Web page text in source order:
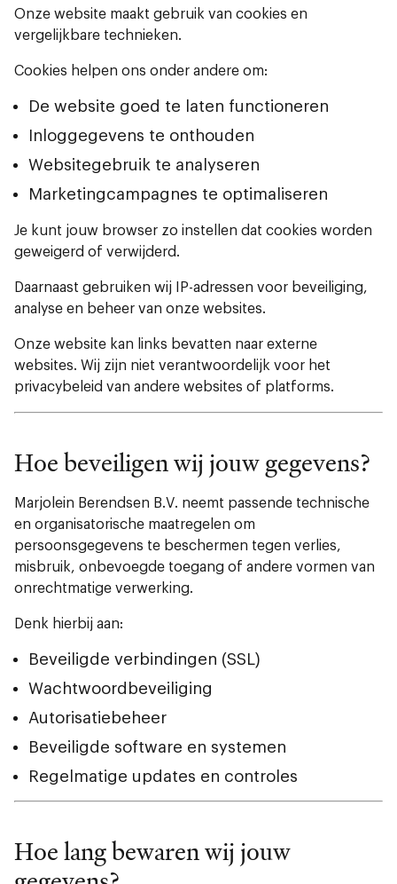
Onze website maakt gebruik van cookies en
vergelijkbare technieken.
Cookies helpen ons onder andere om:
De website goed te laten functioneren
Inloggegevens te onthouden
Websitegebruik te analyseren
Marketingcampagnes te optimaliseren
Je kunt jouw browser zo instellen dat cookies worden
geweigerd of verwijderd.
Daarnaast gebruiken wij IP-adressen voor beveiliging,
analyse en beheer van onze websites.
Onze website kan links bevatten naar externe
websites. Wij zijn niet verantwoordelijk voor het
privacybeleid van andere websites of platforms.
Hoe beveiligen wij jouw gegevens?
Marjolein Berendsen B.V. neemt passende technische
en organisatorische maatregelen om
persoonsgegevens te beschermen tegen verlies,
misbruik, onbevoegde toegang of andere vormen van
onrechtmatige verwerking.
Denk hierbij aan:
Beveiligde verbindingen (SSL)
Wachtwoordbeveiliging
Autorisatiebeheer
Beveiligde software en systemen
Regelmatige updates en controles
Hoe lang bewaren wij jouw